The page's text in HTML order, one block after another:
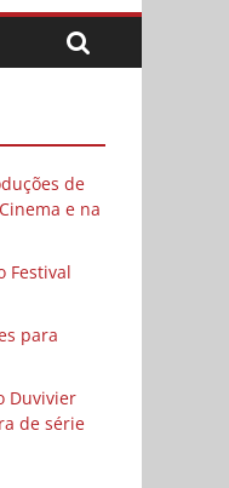
de
e na
Festival
para
Duvivier
de série